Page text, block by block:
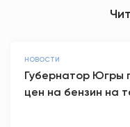
НОВОСТИ
Губернатор Югры
цен на бензин на